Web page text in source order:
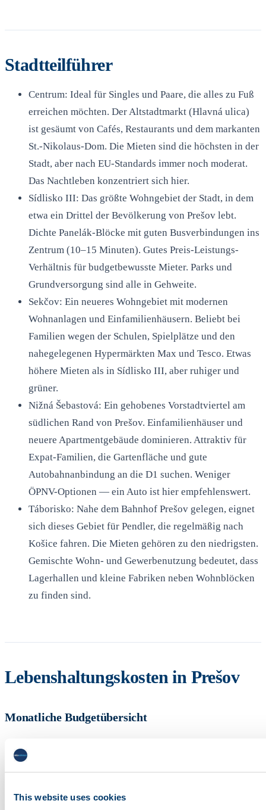
This website uses cookies
Stadtteilführer
Centrum: Ideal für Singles und Paare, die alles zu Fuß
erreichen möchten. Der Altstadtmarkt (Hlavná ulica)
ist gesäumt von Cafés, Restaurants und dem markanten
St.-Nikolaus-Dom. Die Mieten sind die höchsten in der
Stadt, aber nach EU-Standards immer noch moderat.
Das Nachtleben konzentriert sich hier.
Sídlisko III: Das größte Wohngebiet der Stadt, in dem
etwa ein Drittel der Bevölkerung von Prešov lebt.
Dichte Panelák-Blöcke mit guten Busverbindungen ins
Zentrum (10–15 Minuten). Gutes Preis-Leistungs-
Verhältnis für budgetbewusste Mieter. Parks und
Grundversorgung sind alle in Gehweite.
Sekčov: Ein neueres Wohngebiet mit modernen
Wohnanlagen und Einfamilienhäusern. Beliebt bei
Familien wegen der Schulen, Spielplätze und den
nahegelegenen Hypermärkten Max und Tesco. Etwas
höhere Mieten als in Sídlisko III, aber ruhiger und
grüner.
Nižná Šebastová: Ein gehobenes Vorstadtviertel am
südlichen Rand von Prešov. Einfamilienhäuser und
neuere Apartmentgebäude dominieren. Attraktiv für
Expat-Familien, die Gartenfläche und gute
Autobahnanbindung an die D1 suchen. Weniger
ÖPNV-Optionen — ein Auto ist hier empfehlenswert.
Táborisko: Nahe dem Bahnhof Prešov gelegen, eignet
sich dieses Gebiet für Pendler, die regelmäßig nach
Košice fahren. Die Mieten gehören zu den niedrigsten.
Gemischte Wohn- und Gewerbenutzung bedeutet, dass
Lagerhallen und kleine Fabriken neben Wohnblöcken
zu finden sind.
Lebenshaltungskosten in Prešov
Monatliche Budgetübersicht
Miete (1-Zimmer-Wohnung, Stadtzentrum)
Internet (Glasfaser, 300 Mbps)